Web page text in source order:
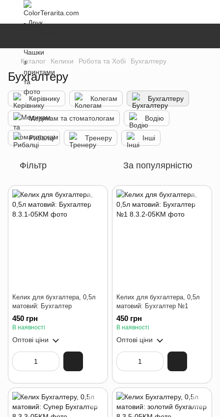
Каталог Келихи Робота та Хобі Бухгалтеру
Бухгалтеру
Керівнику Колегам Бухгалтеру
Медикам та стоматологам Водію
Рибалці Тренеру Інші
Фільтр За популярністю
Келих для бухгалтера, 0,5л
матовий: Бухгалтер
450 грн
В наявності
Оптові ціни
Келих для бухгалтера, 0,5л
матовий: Бухгалтер №1
450 грн
В наявності
Оптові ціни